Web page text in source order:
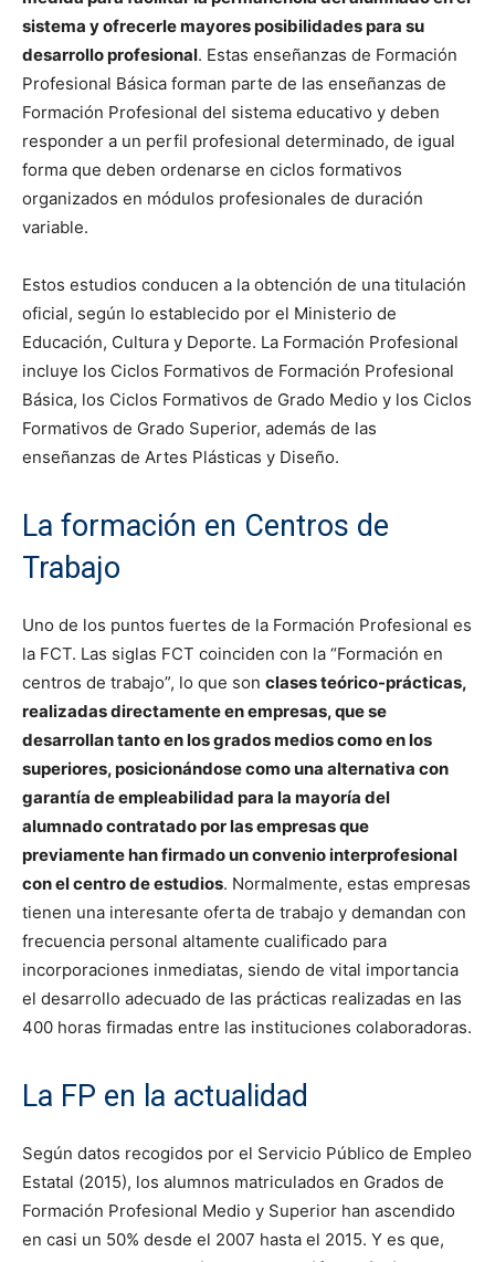
sistema y ofrecerle mayores posibilidades para su
desarrollo profesional. Estas enseñanzas de Formación
Profesional Básica forman parte de las enseñanzas de
Formación Profesional del sistema educativo y deben
responder a un perfil profesional determinado, de igual
forma que deben ordenarse en ciclos formativos
organizados en módulos profesionales de duración
variable.
Estos estudios conducen a la obtención de una titulación
oficial, según lo establecido por el Ministerio de
Educación, Cultura y Deporte. La Formación Profesional
incluye los Ciclos Formativos de Formación Profesional
Básica, los Ciclos Formativos de Grado Medio y los Ciclos
Formativos de Grado Superior, además de las
enseñanzas de Artes Plásticas y Diseño.
La formación en Centros de
Trabajo
Uno de los puntos fuertes de la Formación Profesional es
la FCT. Las siglas FCT coinciden con la “Formación en
centros de trabajo”, lo que son clases teórico-prácticas,
realizadas directamente en empresas, que se
desarrollan tanto en los grados medios como en los
superiores, posicionándose como una alternativa con
garantía de empleabilidad para la mayoría del
alumnado contratado por las empresas que
previamente han firmado un convenio interprofesional
con el centro de estudios. Normalmente, estas empresas
tienen una interesante oferta de trabajo y demandan con
frecuencia personal altamente cualificado para
incorporaciones inmediatas, siendo de vital importancia
el desarrollo adecuado de las prácticas realizadas en las
400 horas firmadas entre las instituciones colaboradoras.
La FP en la actualidad
Según datos recogidos por el Servicio Público de Empleo
Estatal (2015), los alumnos matriculados en Grados de
Formación Profesional Medio y Superior han ascendido
en casi un 50% desde el 2007 hasta el 2015. Y es que,